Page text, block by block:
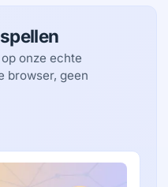
onze echte
browser, geen